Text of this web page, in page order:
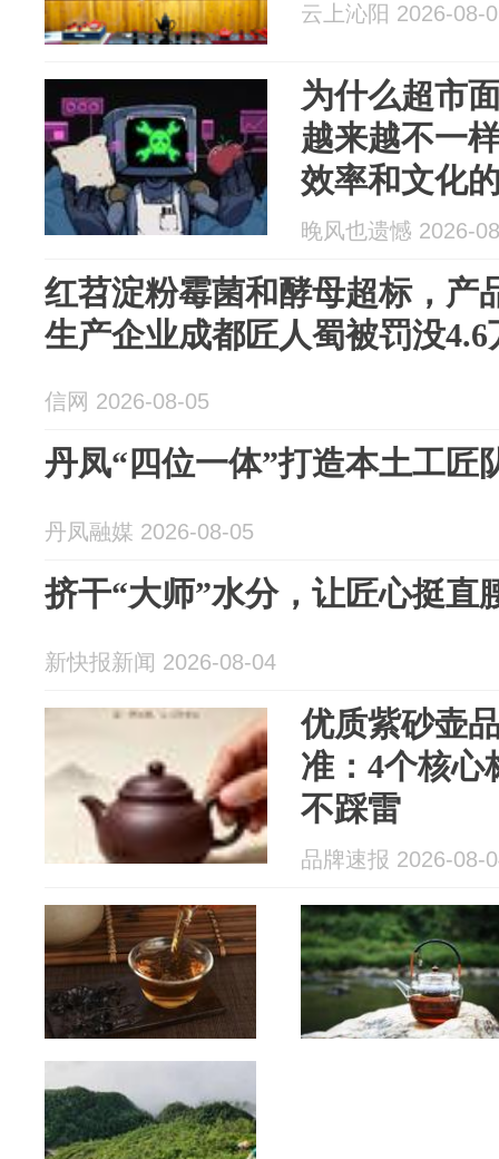
云上沁阳 2026-08-
为什么超市
越来越不一
效率和文化
晚风也遗憾 2026-
红苕淀粉霉菌和酵母超标，产
生产企业成都匠人蜀被罚没4.6
信网 2026-08-05
丹凤“四位一体”打造本土工匠
丹凤融媒 2026-08-05
挤干“大师”水分，让匠心挺直
新快报新闻 2026-08-04
优质紫砂壶
准：4个核心
不踩雷
品牌速报 2026-08-